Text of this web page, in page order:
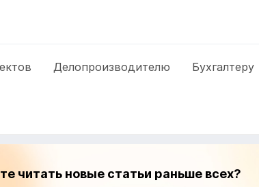
Делопроизводителю Бухгалтеру
читать новые статьи раньше всех?